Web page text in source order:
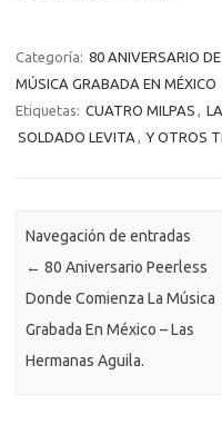
Categoría: 80 ANIVERSARIO
MÚSICA GRABADA EN MÉXICO
Etiquetas: CUATRO MILPAS ,
SOLDADO LEVITA , Y OTROS
Navegación de entradas
← 80 Aniversario Peerless
Donde Comienza La Música
Grabada En México – Las
Hermanas Aguila.